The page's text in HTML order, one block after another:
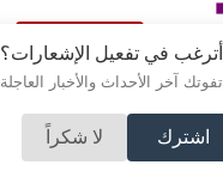
أترغب في تفعيل الإشعارات؟
آخر الأحداث والأخبار العاجلة
اشترك لا شكراً
النسخة الكاملة
تكنولوجيا